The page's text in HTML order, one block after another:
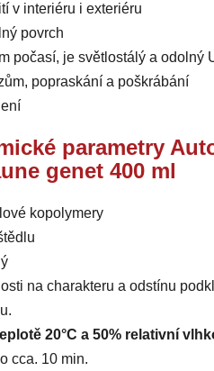
v interiéru i exteriéru
povrch
počasí, je světlostálý a odolný
popraskání a poškrábání
parametry
genet 400 ml
kopolymery
na charakteru a odstínu
20°C a 50% relativní
cca. 10 min.